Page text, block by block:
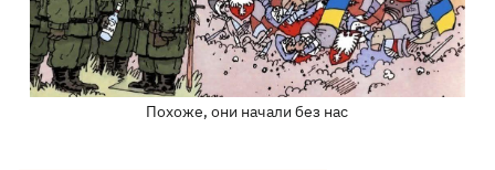
Похоже, они начали без нас